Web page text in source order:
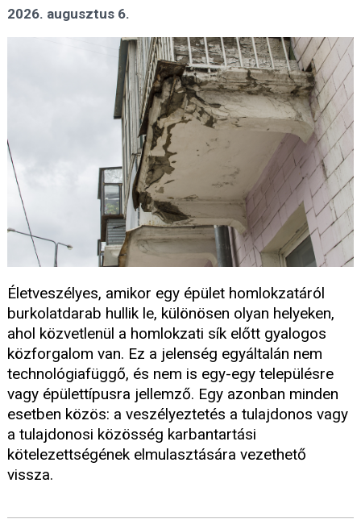
2026. augusztus 6.
Életveszélyes, amikor egy épület homlokzatáról
burkolatdarab hullik le, különösen olyan helyeken,
ahol közvetlenül a homlokzati sík előtt gyalogos
közforgalom van. Ez a jelenség egyáltalán nem
technológiafüggő, és nem is egy-egy településre
vagy épülettípusra jellemző. Egy azonban minden
esetben közös: a veszélyeztetés a tulajdonos vagy
a tulajdonosi közösség karbantartási
kötelezettségének elmulasztására vezethető
vissza.